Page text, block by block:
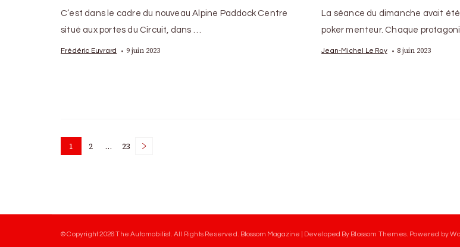
C’est dans le cadre du nouveau Alpine Paddock Centre
situé aux portes du Circuit, dans …
Frédéric Euvrard 9 juin 2023
La séance du dimanche avait
poker menteur. Chaque
Jean-Michel Le Roy 8 juin 2023
Posts
Page
1 Page
2 … Page
23
© Copyright 2026The Automobilist. All Rights Reserved. Blossom Magazine | Developed By Blossom Themes Powered by